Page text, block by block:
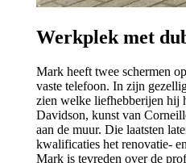
Werkplek met
Mark heeft twee schermen
vaste telefoon. In zijn
zien welke liefhebberijen hij
Davidson, kunst van
aan de muur. Die laatsten
kwalificaties het renovatie-
Mark is tevreden over de